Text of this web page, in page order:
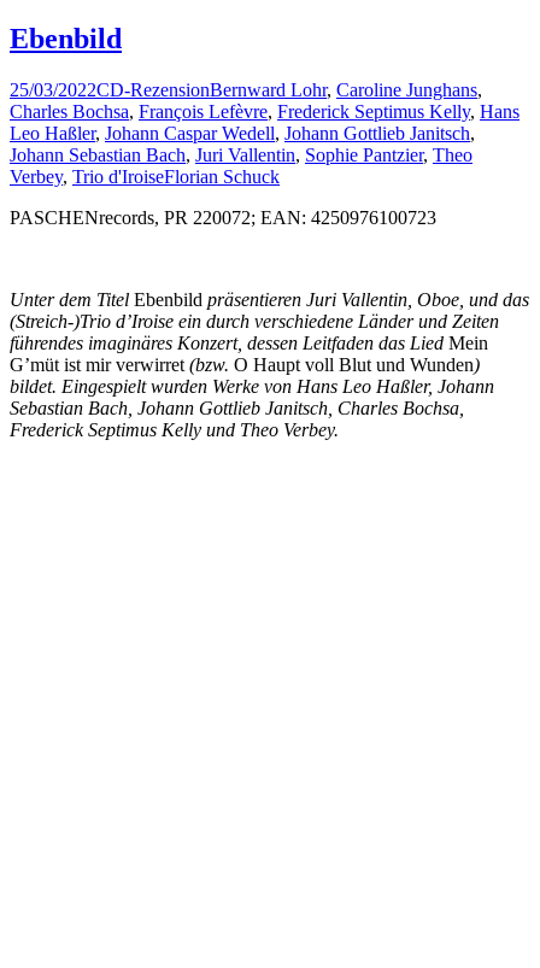
Ebenbild
25/03/2022CD-RezensionBernward Lohr, Caroline Junghans,
Charles Bochsa, François Lefèvre, Frederick Septimus Kelly, Hans
Leo Haßler, Johann Caspar Wedell, Johann Gottlieb Janitsch,
Johann Sebastian Bach, Juri Vallentin, Sophie Pantzier, Theo
Verbey, Trio d'IroiseFlorian Schuck
PASCHENrecords, PR 220072; EAN: 4250976100723
Unter dem Titel Ebenbild präsentieren Juri Vallentin, Oboe, und das
(Streich-)Trio d’Iroise ein durch verschiedene Länder und Zeiten
führendes imaginäres Konzert, dessen Leitfaden das Lied Mein
G’müt ist mir verwirret (bzw. O Haupt voll Blut und Wunden)
bildet. Eingespielt wurden Werke von Hans Leo Haßler, Johann
Sebastian Bach, Johann Gottlieb Janitsch, Charles Bochsa,
Frederick Septimus Kelly und Theo Verbey.